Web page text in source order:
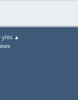
ylös ▲